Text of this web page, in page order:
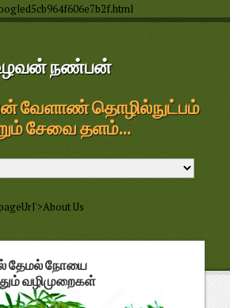
நண்பன்
வேளாண் தொழில்நுட்பம்
சேவை தளம்...
Us
தேமல் நோயை
வழிமுறைகள்